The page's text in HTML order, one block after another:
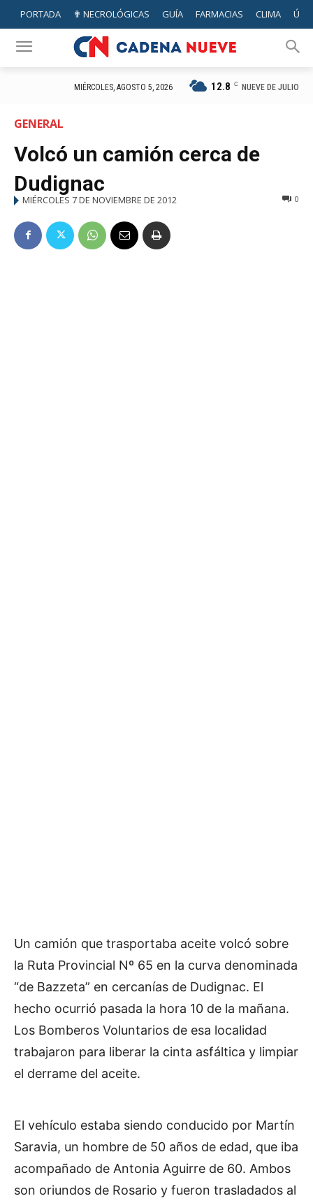
PORTADA ✟ NECROLÓGICAS GUÍA FARMACIAS CLIMA
MIÉRCOLES, AGOSTO 5, 2026 12.8 C NUEVE DE JULIO
GENERAL
Volcó un camión cerca de
Dudignac
MIÉRCOLES 7 DE NOVIEMBRE DE 2012 0
Un camión que trasportaba aceite volcó sobre
la Ruta Provincial Nº 65 en la curva denominada
“de Bazzeta” en cercanías de Dudignac. El
hecho ocurrió pasada la hora 10 de la mañana.
Los Bomberos Voluntarios de esa localidad
trabajaron para liberar la cinta asfáltica y limpiar
el derrame del aceite.
El vehículo estaba siendo conducido por Martín
Saravia, un hombre de 50 años de edad, que iba
acompañado de Antonia Aguirre de 60. Ambos
son oriundos de Rosario y fueron trasladados al